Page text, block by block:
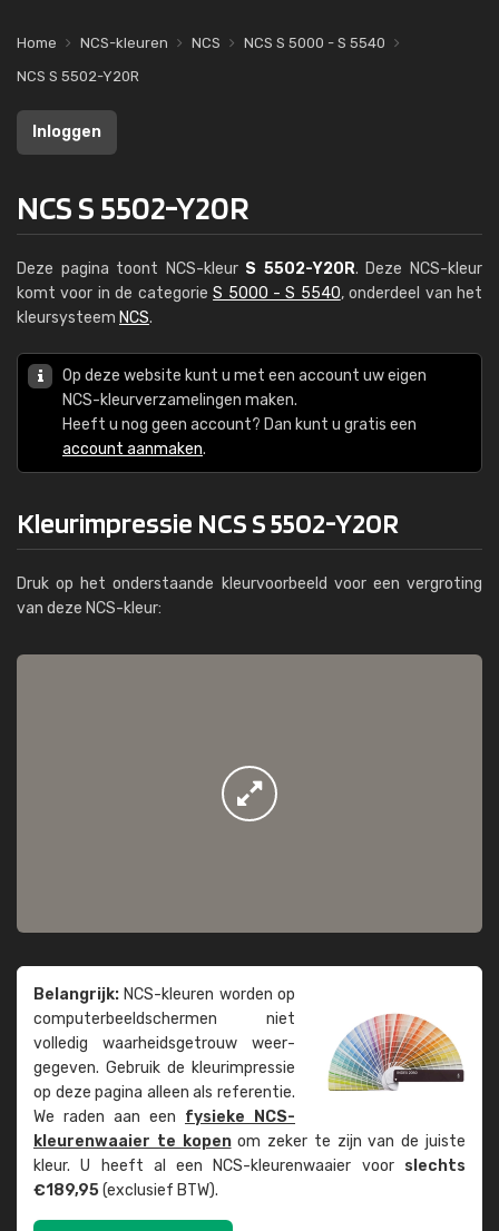
Home NCS-kleuren NCS
NCS S 5000 - S 5540
NCS S 5502-Y20R
Inloggen
NCS S 5502-Y20R
Deze pagina toont NCS-kleur S 5502-Y20R. Deze NCS-kleur
komt voor in de categorieS 5000 - S 5540, onderdeel van het
kleursysteem NCS.
Op deze website kunt u met een account uw eigen
NCS-kleurverzamelingen maken.
Heeft u nog geen account? Dan kunt u gratis een
account aanmaken.
Kleurimpressie NCS S 5502-Y20R
Druk op het onderstaande kleurvoorbeeld voor een vergroting
van deze NCS-kleur:
Belangrijk: NCS-kleuren worden op
computer­beeld­schermen niet
volledig waarheids­­getrouw weer­
gegeven. Gebruik de kleur­impressie
op deze pagina alleen als referentie.
We raden aan een fysieke NCS-
kleuren­waaier te kopenom zeker te zijn van de juiste
kleur. U heeft al een NCS-kleuren­waaier voor slechts
€189,95(exclusief BTW).